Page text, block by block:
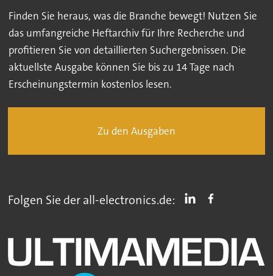
Finden Sie heraus, was die Branche bewegt! Nutzen Sie
das umfangreiche Heftarchiv für Ihre Recherche und
profitieren Sie von detaillierten Suchergebnissen. Die
aktuellste Ausgabe können Sie bis zu 14 Tage nach
Erscheinungstermin kostenlos lesen.
Zu den Ausgaben
Folgen Sie der all-electronics.de: